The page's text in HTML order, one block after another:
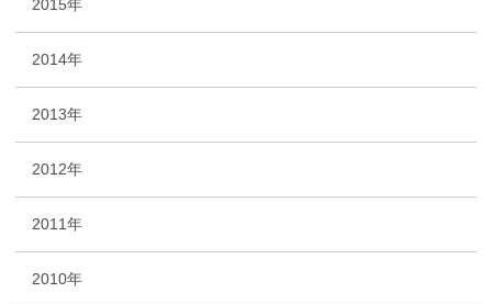
2015年
2014年
2013年
2012年
2011年
2010年